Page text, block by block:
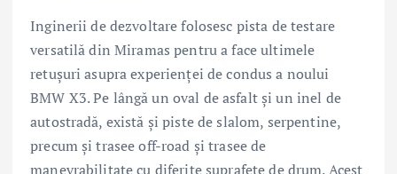
Inginerii de dezvoltare folosesc pista de testare
versatilă din Miramas pentru a face ultimele
retuşuri asupra experienţei de condus a noului
BMW X3. Pe lângă un oval de asfalt şi un inel de
autostradă, există şi piste de slalom, serpentine,
precum şi trasee off-road şi trasee de
manevrabilitate cu diferite suprafeţe de drum. Acest